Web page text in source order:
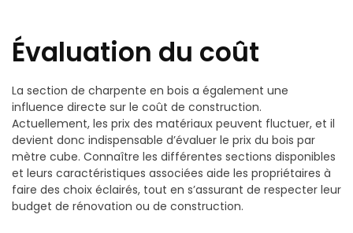
Évaluation du coût
La section de charpente en bois a également une
influence directe sur le coût de construction.
Actuellement, les prix des matériaux peuvent fluctuer, et il
devient donc indispensable d’évaluer le prix du bois par
mètre cube. Connaître les différentes sections disponibles
et leurs caractéristiques associées aide les propriétaires à
faire des choix éclairés, tout en s’assurant de respecter leur
budget de rénovation ou de construction.